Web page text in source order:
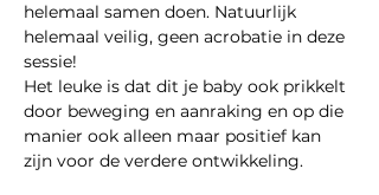
helemaal samen doen. Natuurlijk
helemaal veilig, geen acrobatie in deze
sessie!
Het leuke is dat dit je baby ook prikkelt
door beweging en aanraking en op die
manier ook alleen maar positief kan
zijn voor de verdere ontwikkeling.